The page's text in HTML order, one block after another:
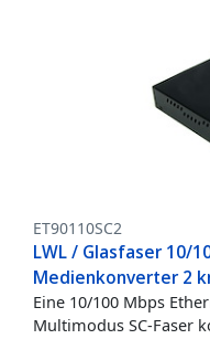
ET90110SC2
LWL / Glasfaser 10/
Medienkonverter 2
Eine 10/100 Mbps
Multimodus SC-Faser